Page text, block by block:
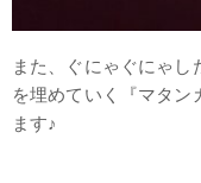
また、ぐにゃぐにゃ
を埋めていく『マタン
ます♪